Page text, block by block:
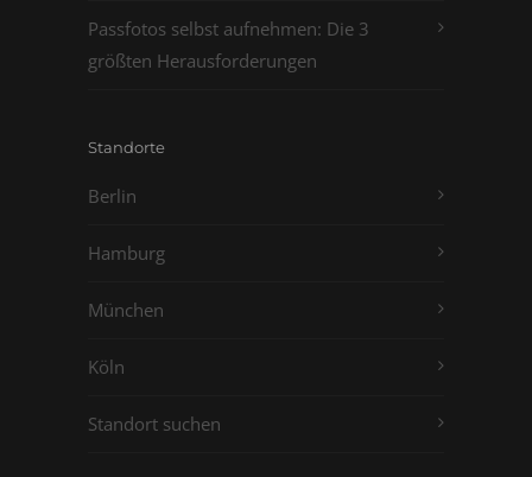
Passfotos selbst aufnehmen: Die 3
größten Herausforderungen
Standorte
Berlin
Hamburg
München
Köln
Standort suchen